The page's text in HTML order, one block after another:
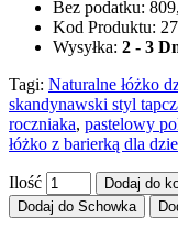
Bez podatku:
Kod Produktu:
Wysyłka: 2 - 3
Tagi: Naturalne łóżko
skandynawski styl
roczniaka, pastelowy
łóżko z barierką dla
Ilość Dodaj do
Dodaj do Schowka